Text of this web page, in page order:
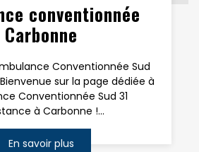
conventionnée
Carbonne
Conventionnée Sud
sur la page dédiée à
Conventionnée Sud 31
à Carbonne !...
En savoir plus